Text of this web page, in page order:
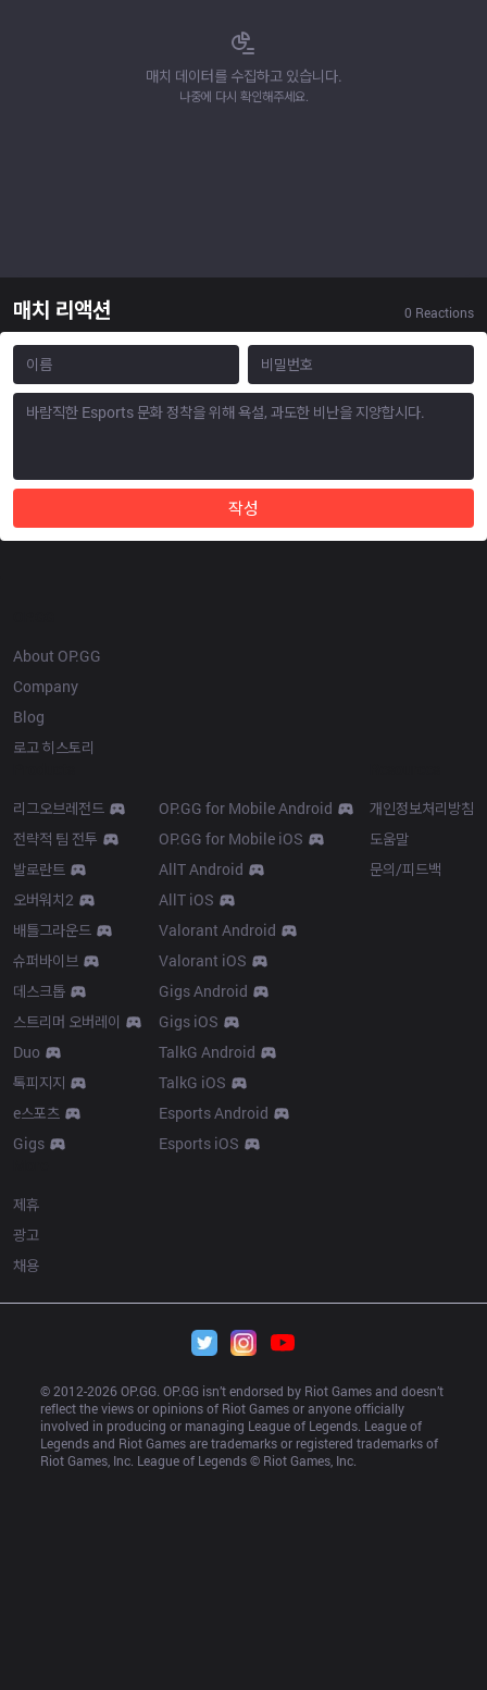
매치 데이터를 수집하고 있습니다.
나중에 다시 확인해주세요.
매치 리액션 0 Reactions
작성
About OP.GG
Company
Blog
로고 히스토리
리그오브레전드
전략적 팀 전투
발로란트
오버워치2
배틀그라운드
슈퍼바이브
데스크톱
스트리머 오버레이
Duo
톡피지지
e스포츠
Gigs
OP.GG for Mobile Android
OP.GG for Mobile iOS
AllT Android
AllT iOS
Valorant Android
Valorant iOS
Gigs Android
Gigs iOS
TalkG Android
TalkG iOS
Esports Android
Esports iOS
개인정보처리방침
도움말
문의/피드백
제휴
광고
채용
© 2012-2026 OP.GG. OP.GG isn’t endorsed by Riot Games and doesn’t
reflect the views or opinions of Riot Games or anyone officially
involved in producing or managing League of Legends. League of
Legends and Riot Games are trademarks or registered trademarks of
Riot Games, Inc. League of Legends © Riot Games, Inc.